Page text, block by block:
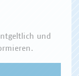
und